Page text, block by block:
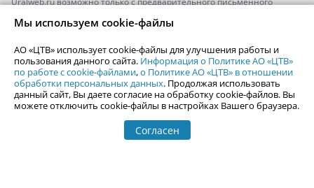
По вопросам размещения рекламы обращайтесь по тел.
По вопросам размещения информации в разделе «Афиша»
afisha@uralweb.ru
Пользовательское соглашение на использование сайта
Политика АО «ЦТВ» в отношении обработки персональных данных
Мы используем cookie-файлы
АО «ЦТВ» использует cookie-файлы для улучшения работы и
пользования данного сайта. Информация о Политике АО «ЦТВ»
по работе с cookie-файлами,о Политике АО «ЦТВ» в отношении
обработки персональных данных. Продолжая использовать
данный сайт, Вы даете согласие на обработку cookie-файлов. Вы
можете отключить cookie-файлы в настройках Вашего браузера.
Согласен